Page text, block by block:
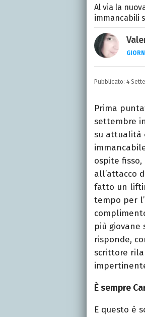
Al via la
immancabili
e
Pubblicato: 4
Prima
settembre
su attualità
ospite
all’attacco
fatto un
tempo per
più giovane
risponde,
scrittore
È sempre
E questo è